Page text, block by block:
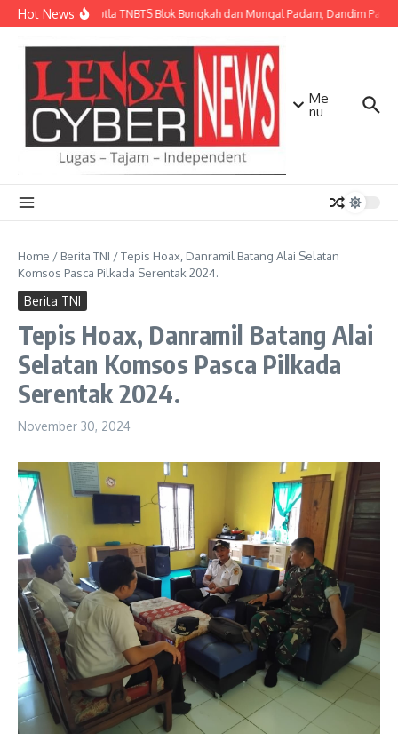
Lewati ke konten
Hot NewsApi Karhutla TNBTS Blok Bungkah dan Mungal Padam, Dandim
Me
nu
Home / Berita TNI /Tepis Hoax, Danramil Batang Alai Selatan
Komsos Pasca Pilkada Serentak 2024.
Berita TNI
Tepis Hoax, Danramil Batang Alai
Selatan Komsos Pasca Pilkada
Serentak 2024.
November 30, 2024